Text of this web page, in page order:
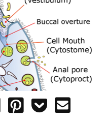
Post
Pin
Add